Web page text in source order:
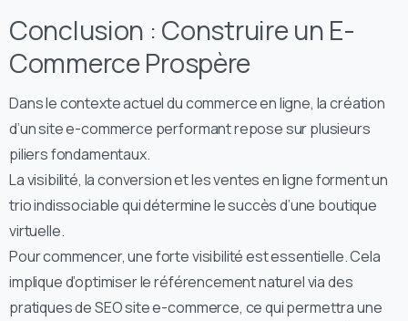
Conclusion : Construire un E-
Commerce Prospère
Dans le contexte actuel du commerce en ligne, la création
d’un site e-commerce performant repose sur plusieurs
piliers fondamentaux.
La visibilité, la conversion et les ventes en ligne forment un
trio indissociable qui détermine le succès d’une boutique
virtuelle.
Pour commencer, une forte visibilité est essentielle. Cela
implique d’optimiser le référencement naturel via des
pratiques de SEO site e-commerce, ce qui permettra une